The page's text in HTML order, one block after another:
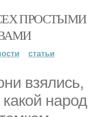
ПРОСТЫМИ
статьи
взялись,
народ